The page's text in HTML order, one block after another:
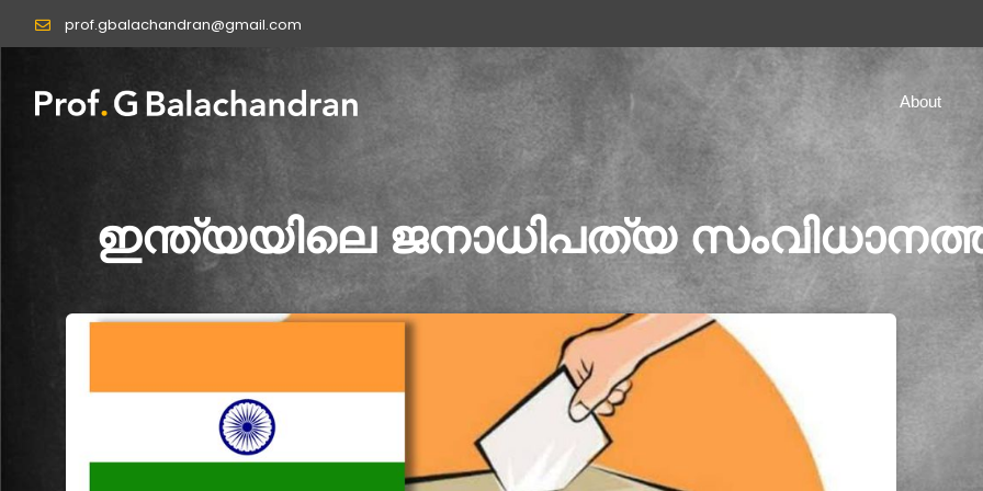
prof.gbalachandran@gmail.com
About
ഇന്ത്യയിലെ ജനാധിപത്യ